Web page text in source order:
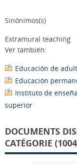
Sinónimos(s)
Extramural teaching
Ver también:
Educación de
Educación
Instituto de
superior
DOCUMENTS
CATÉGORIE